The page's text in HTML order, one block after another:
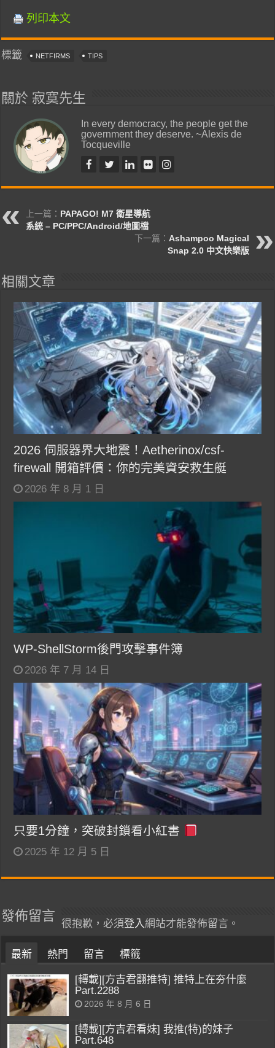
列印本文
標籤 NETFIRMS TIPS
關於 寂寞先生
In every democracy, the people get the
government they deserve. ~Alexis de
Tocqueville
上一篇： PAPAGO! M7 衛星導航
系統 – PC/PPC/Android/地圖檔
下一篇： Ashampoo Magical
Snap 2.0 中文快樂版
相關文章
2026 伺服器界大地震！Aetherinox/csf-
firewall 開箱評價：你的完美資安救生艇
2026 年 8 月 1 日
WP-ShellStorm後門攻擊事件簿
2026 年 7 月 14 日
只要1分鐘，突破封鎖看小紅書
2025 年 12 月 5 日
發佈留言
很抱歉，必須登入網站才能發佈留言。
最新 熱門 留言 標籤
[轉載][方吉君翻推特] 推特上在夯什麼
Part.2288
2026 年 8 月 6 日
[轉載][方吉君看妹] 我推(特)的妹子
Part.648